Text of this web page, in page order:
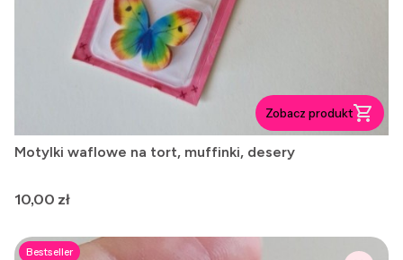
Zobacz produkt
Motylki waflowe na tort, muffinki, desery
Cena
10,00 zł
Bestseller